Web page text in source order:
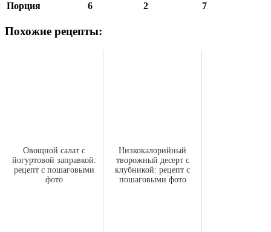
Порция
6 2 7
Похожие рецепты:
Овощной салат с
йогуртовой заправкой:
рецепт с пошаговыми
фото
Низкокалорийный
творожный десерт с
клубникой: рецепт с
пошаговыми фото